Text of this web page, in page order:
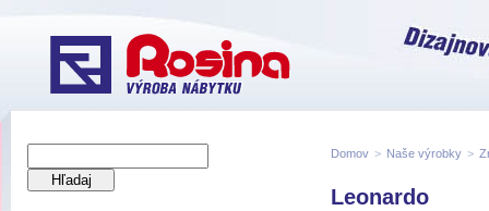
Domov > Naše výrobky >
Leonardo